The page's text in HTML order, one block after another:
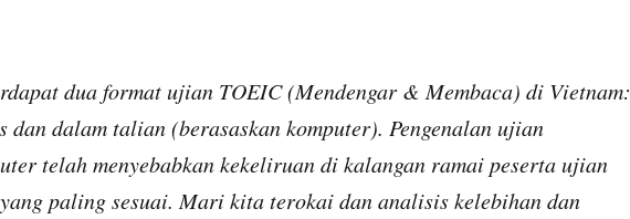
dua format ujian TOEIC (Mendengar & Membaca) di Vietnam:
dan dalam talian (berasaskan komputer). Pengenalan ujian
telah menyebabkan kekeliruan di kalangan ramai peserta ujian
paling sesuai. Mari kitaterokai dan analisis kelebihan dan